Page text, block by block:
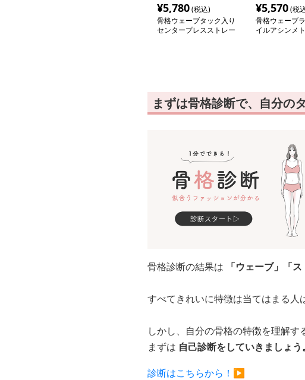
¥5,780(税込)
骨格ウェーブタック入り
センタープレスストレー
¥5,570(税
骨格ウェーブ
イルアシンメ
まずは骨格診断で、自分の
骨格診断の結果は 「ウェーブ」「
すべてきれいに特徴は当てはまる人
しかし、自分の骨格の特徴を理解
まずは 自己診断をしていきましょう。
診断はこちらから！▶︎